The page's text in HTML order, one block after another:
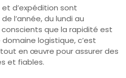
d’expédition sont
l’année, du lundi au
que la rapidité est
logistique, c’est
en œuvre pour assurer des
et fiables.